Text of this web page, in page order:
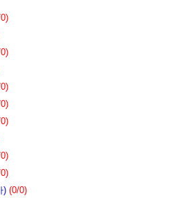
) (0/0)